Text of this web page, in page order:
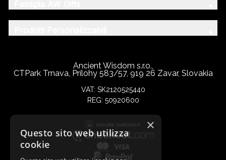
Ancient Wisdom s.r.o.,
CTPark Trnava, Prílohy 583/57, 919 26 Zavar, Slovakia
VAT: SK2120525440
REG: 50920600
×
Questo sito web utilizza
cookie